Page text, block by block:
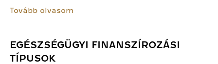
Tovább olvasom
EGÉSZSÉGÜGYI FINANSZÍROZÁSI
TÍPUSOK